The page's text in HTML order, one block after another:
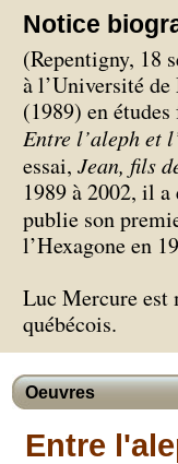
Notice
(Repentigny, 18
à l’Université
(1989) en
Entre l’aleph et
essai, Jean, fils
1989 à 2002, il
publie son
l’Hexagone en
Luc Mercure est
québécois.
Oeuvres
Entre